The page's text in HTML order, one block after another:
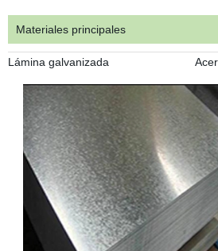
Materiales principales
Lámina galvanizada